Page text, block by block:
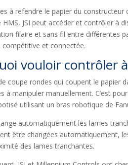
à refendre le papier du
HMS, JSI peut accéder et contrôler à
filaire et sans fil entre différentes
compétitive et connectée.
vouloir contrôler
coupe rondes qui coupent le papier
à manipuler manuellement. C’est
utilisant un bras robotique de
automatiquement les lames
être changées automatiquement,
des lames tranchantes.